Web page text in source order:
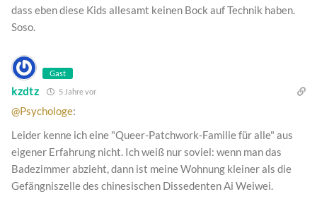
dass eben diese Kids allesamt keinen Bock auf Technik haben.
Soso.
Gast
kzdtz 5 Jahre vor
@Psychologe:
Leider kenne ich eine "Queer-Patchwork-Familie für alle" aus
eigener Erfahrung nicht. Ich weiß nur soviel: wenn man das
Badezimmer abzieht, dann ist meine Wohnung kleiner als die
Gefängniszelle des chinesischen Dissedenten Ai Weiwei.